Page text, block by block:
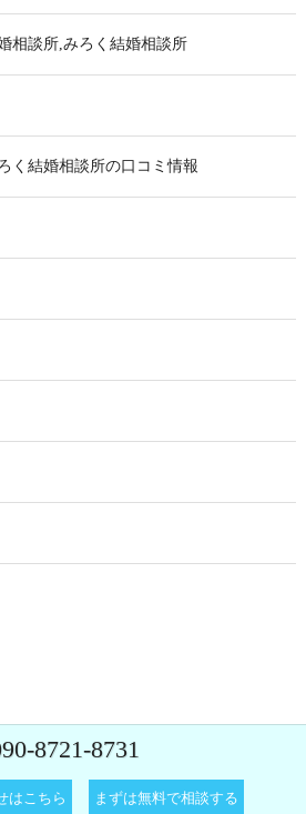
相談所,みろく結婚相談所
く結婚相談所の口コミ情報
8721-8731
はこちら まずは無料で相談する